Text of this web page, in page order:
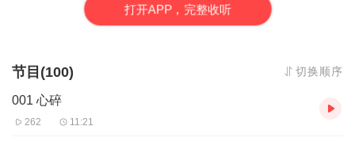
她也曾心存过幻想，试图焐热他冰冷的心......
他握紧她的手，语气坚定，“子诺，既然上天给了我机会来挽回，我
【作者/主播】
打开APP，完整收听
节目(100) 切换顺序
001 心碎
262 11:21